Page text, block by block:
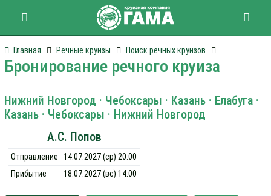
Главная Речные круизы Поиск речных круизов
Бронирование речного круиза
Нижний Новгород · Чебоксары · Казань · Елабуга ·
Казань · Чебоксары · Нижний Новгород
А.С. Попов
Отправление
14.07.2027 (ср) 20:00
Прибытие
18.07.2027 (вс) 14:00